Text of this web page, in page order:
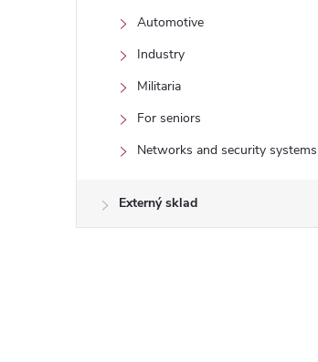
Automotive
Industry
Militaria
For seniors
Networks and security systems
Externý sklad